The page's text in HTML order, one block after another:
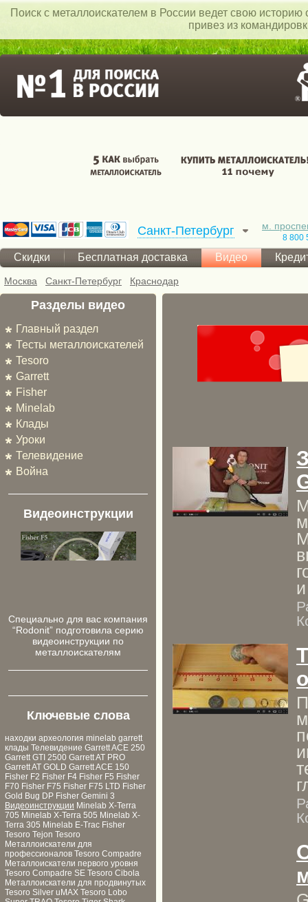
Поиск c металлоискателем в России ведет свою историю
привез из
Санкт-Петербург м.
8 800
Скидки Бесплатная доставка Видео
Москва Санкт-Петербург Краснодар
Разделы видео
Главный раздел
Тесты металлоискателей
Tesoro
Garrett
Fisher
Minelab
Клады
Уроки
Телевидение
Война
Видеоинструкции
Cпециально для ваc компания
“Rodonit” подготовила серию
видеоинструкции по
металлоискателям
Ключевые слова
находки археология minelab garrett
клады Телевидение Garrett ACE 250
Garrett GTI 2500 Garrett AT PRO
Garrett AT GOLD Garrett ACE 150
Fisher F2 Fisher F4 Fisher F5 Fisher
F70 Fisher F75 Fisher F75 LTD Fisher
Gold Bug DP Fisher Gemini 3
Видеоинструкции Minelab X-Terra
705 Minelab X-Terra 505 Minelab X-
Terra 305 Minelab E-Trac Fisher
Tesoro Tejon Tesoro
Металлоискатели для
профессионалов Tesoro Compadre
Металлоискатели первого уровня
Tesoro Compadre SE Tesoro Cibola
Металлоискатели для продвинутых
Tesoro Silver uMAX Tesoro Lobo